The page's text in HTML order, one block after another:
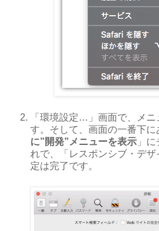
「環境設定…」画面で、メニ
す。そして、画面の一番下に
に”開発”メニューを表示 」
れで、「レスポンシブ・デ
定は完了です。